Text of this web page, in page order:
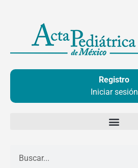
contenido
Registro
Iniciar sesión